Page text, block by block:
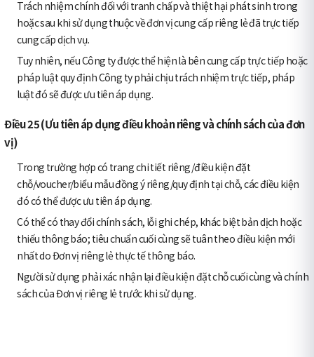
Trách nhiệm chính đối với tranh chấp và thiệt hại phát sinh trong
hoặc sau khi sử dụng thuộc về đơn vị cung cấp riêng lẻ đã trực tiếp
cung cấp dịch vụ.
Tuy nhiên, nếu Công ty được thể hiện là bên cung cấp trực tiếp hoặc
pháp luật quy định Công ty phải chịu trách nhiệm trực tiếp, pháp
luật đó sẽ được ưu tiên áp dụng.
Điều 25 (Ưu tiên áp dụng điều khoản riêng và chính sách của đơn
vị)
Trong trường hợp có trang chi tiết riêng/điều kiện đặt
chỗ/voucher/biểu mẫu đồng ý riêng/quy định tại chỗ, các điều kiện
đó có thể được ưu tiên áp dụng.
Có thể có thay đổi chính sách, lỗi ghi chép, khác biệt bản dịch hoặc
thiếu thông báo; tiêu chuẩn cuối cùng sẽ tuân theo điều kiện mới
nhất do Đơn vị riêng lẻ thực tế thông báo.
Người sử dụng phải xác nhận lại điều kiện đặt chỗ cuối cùng và chính
sách của Đơn vị riêng lẻ trước khi sử dụng.